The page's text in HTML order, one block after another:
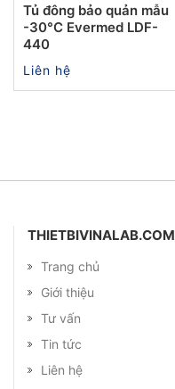
Tủ đông bảo quản mẫu
-30°C Evermed LDF-
440
Liên hệ
THIETBIVINALAB.COM
Trang chủ
Giới thiệu
Tư vấn
Tin tức
Liên hệ